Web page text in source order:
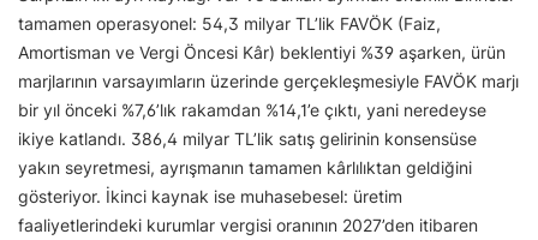
tamamen operasyonel: 54,3 milyar TL’lik FAVÖK (Faiz,
Amortisman ve Vergi Öncesi Kâr) beklentiyi %39 aşarken, ürün
marjlarının varsayımların üzerinde gerçekleşmesiyle FAVÖK marjı
bir yıl önceki %7,6’lık rakamdan %14,1’e çıktı, yani neredeyse
ikiye katlandı. 386,4 milyar TL’lik satış gelirinin konsensüse
yakın seyretmesi, ayrışmanın tamamen kârlılıktan geldiğini
gösteriyor. İkinci kaynak ise muhasebesel: üretim
faaliyetlerindeki kurumlar vergisi oranının 2027’den itibaren